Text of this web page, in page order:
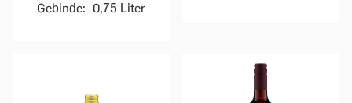
Gebinde: 0,75 Liter